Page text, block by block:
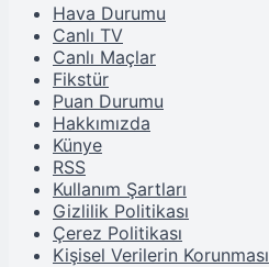
Hava Durumu
Canlı TV
Canlı Maçlar
Fikstür
Puan Durumu
Hakkımızda
Künye
RSS
Kullanım Şartları
Gizlilik Politikası
Çerez Politikası
Kişisel Verilerin Korunması